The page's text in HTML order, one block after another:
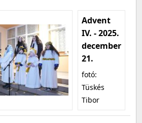
Advent
IV. - 2025.
december
21.
fotó:
Tüskés
Tibor